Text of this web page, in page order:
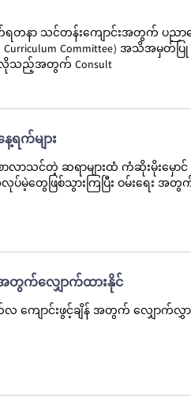
တနာ သင်တန်းကျောင်းအတွက် ပညာ
Committee) အသိအမှတ်ပြု
ဆွဲလိုသည့်အတွက် Consult
ရက်များ
လာသင်တဲ့ ဆရာများထံ ကံဆိုးမိုးမှောင်
တွေဖြစ်သွားကြပြီး ဝမ်းရေး အတွ
န်အတွက်လျှောက်ထားနိုင်
ြဂုတ်လ ကျောင်းဖွင့်ချိန် အတွက် လျှောက်လွှ